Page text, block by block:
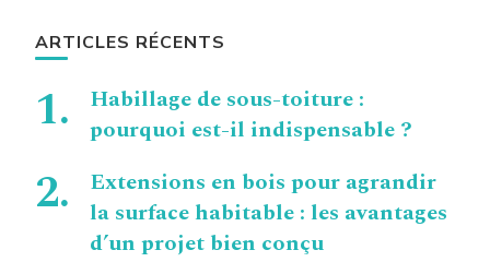
ARTICLES RÉCENTS
Habillage de sous-toiture :
pourquoi est-il indispensable ?
Extensions en bois pour agrandir
la surface habitable : les avantages
d’un projet bien conçu